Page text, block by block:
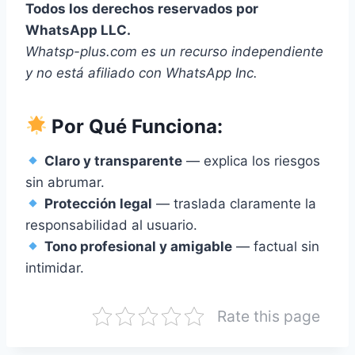
Todos los derechos reservados por
WhatsApp LLC.
Whatsp-plus.com es un recurso independiente
y no está afiliado con WhatsApp Inc.
Por Qué Funciona:
Claro y transparente — explica los riesgos
sin abrumar.
Protección legal — traslada claramente la
responsabilidad al usuario.
Tono profesional y amigable — factual sin
intimidar.
Rate this page